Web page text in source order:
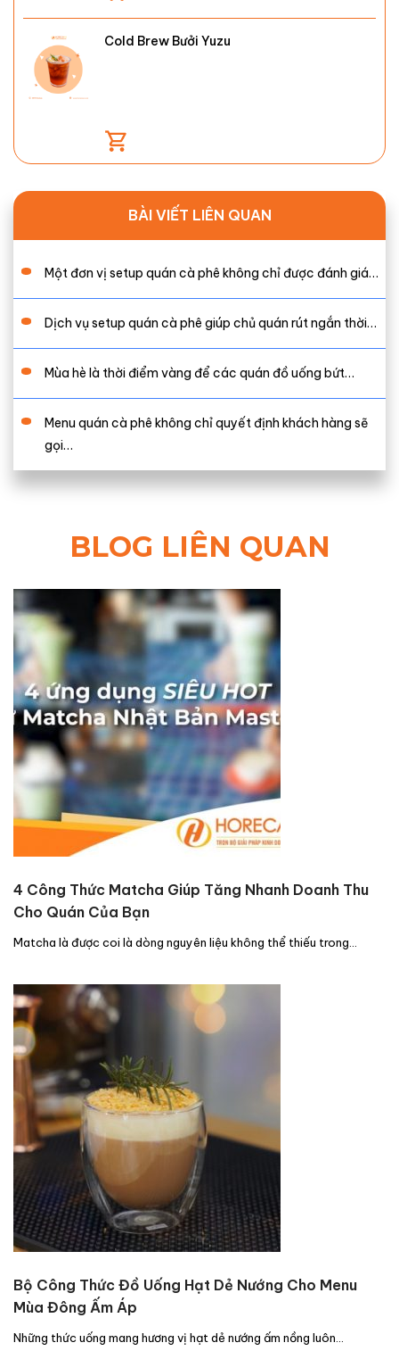
Cold Brew Bưởi Yuzu
BÀI VIẾT LIÊN QUAN
Một đơn vị setup quán cà phê không chỉ được đánh giá…
Dịch vụ setup quán cà phê giúp chủ quán rút ngắn thời…
Mùa hè là thời điểm vàng để các quán đồ uống bứt…
Menu quán cà phê không chỉ quyết định khách hàng sẽ
gọi…
BLOG LIÊN QUAN
4 Công Thức Matcha Giúp Tăng Nhanh Doanh Thu
Cho Quán Của Bạn
Matcha là được coi là dòng nguyên liệu không thể thiếu trong…
Bộ Công Thức Đồ Uống Hạt Dẻ Nướng Cho Menu
Mùa Đông Ấm Áp
Những thức uống mang hương vị hạt dẻ nướng ấm nồng luôn…